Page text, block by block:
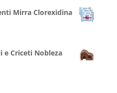
Mirra Clorexidina
e Criceti Nobleza